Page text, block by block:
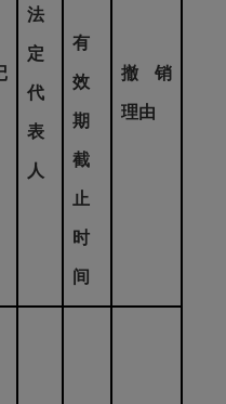
法
定
代
表
人
有
效
期
截
止
时
间
撤销
理由